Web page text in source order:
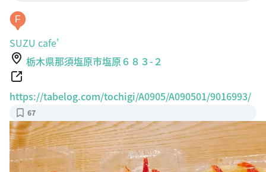
F
SUZU cafe'
栃木県那須塩原市塩原６８３-２
https://tabelog.com/tochigi/A0905/A090501/9016993/
67